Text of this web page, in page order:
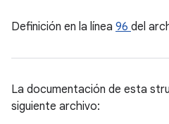
Definición en la línea 96 del
La documentación de esta
siguiente archivo: